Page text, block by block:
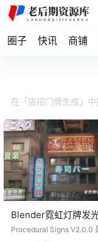
圈子 快讯 商铺
Blender霓虹灯牌发
招门牌生成器插件
Procedural Signs V2.0.0